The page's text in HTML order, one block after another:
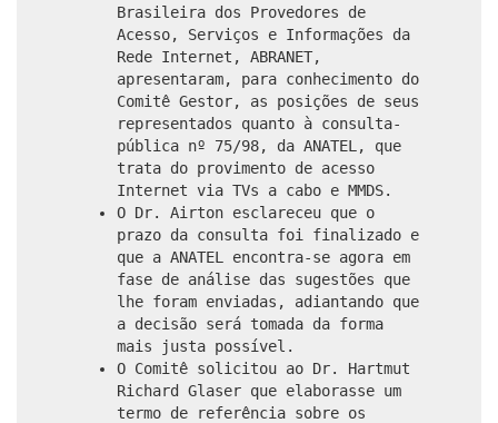
Brasileira dos Provedores de
Acesso, Serviços e Informações da
Rede Internet, ABRANET,
apresentaram, para conhecimento do
Comitê Gestor, as posições de seus
representados quanto à consulta-
pública nº 75/98, da ANATEL, que
trata do provimento de acesso
Internet via TVs a cabo e MMDS.
O Dr. Airton esclareceu que o
prazo da consulta foi finalizado e
que a ANATEL encontra-se agora em
fase de análise das sugestões que
lhe foram enviadas, adiantando que
a decisão será tomada da forma
mais justa possível.
O Comitê solicitou ao Dr. Hartmut
Richard Glaser que elaborasse um
termo de referência sobre os